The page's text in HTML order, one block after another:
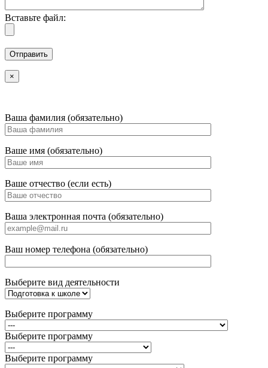
Вставьте файл:
×
Ваша фамилия (обязательно)
Ваше имя (обязательно)
Ваше отчество (если есть)
Ваша электронная почта (обязательно)
Ваш номер телефона (обязательно)
Выберите вид деятельности
Выберите программу
Выберите программу
Выберите программу